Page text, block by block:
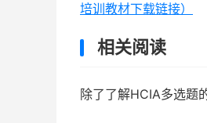
培训教材下载链接）
相关阅读
除了了解HCIA多选题